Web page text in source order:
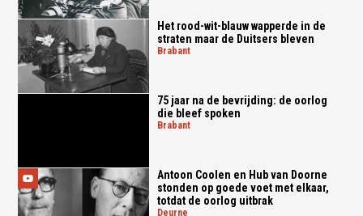
Het rood-wit-blauw wapperde in de
straten maar de Duitsers bleven
brabant
75 jaar na de bevrijding: de oorlog
die bleef spoken
brabant
Antoon Coolen en Hub van Doorne
stonden op goede voet met elkaar,
totdat de oorlog uitbrak
deurne